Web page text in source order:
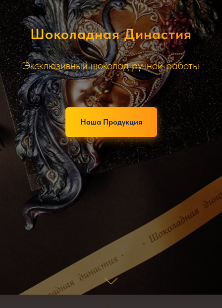
Шоколадная Династия
Эксклюзивный шоколад ручной работы
Наша Продукция